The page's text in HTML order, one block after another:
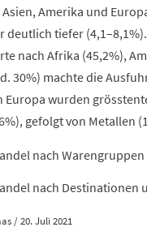
Amerika und
deutlich tiefer
nach Afrika (45,2%),
30%) machte die
Europa wurden
gefolgt von Metallen
nach Warengruppen
nach Destinationen
/ 20. Juli 2021